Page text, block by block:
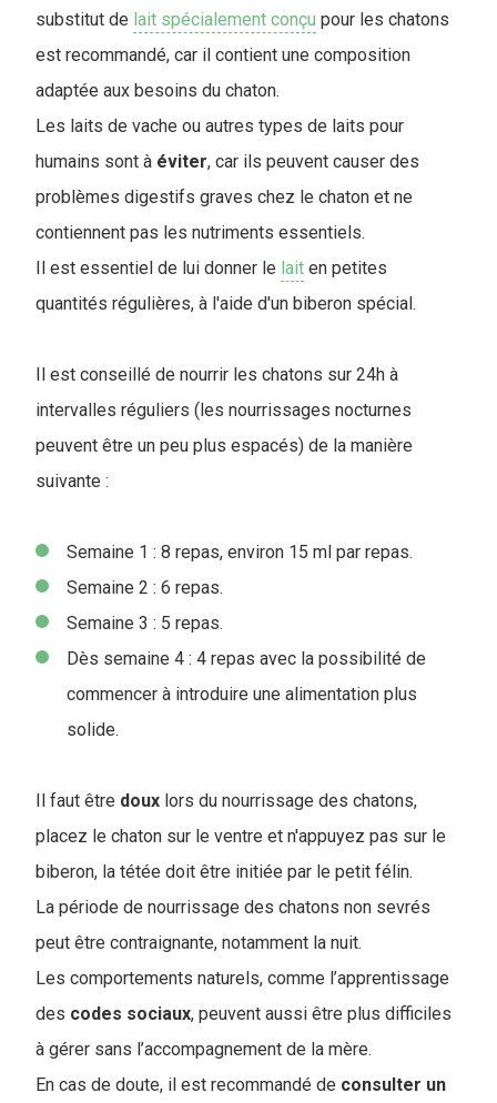
substitut de lait spécialement conçu pour les chatons
est recommandé, car il contient une composition
adaptée aux besoins du chaton.
Les laits de vache ou autres types de laits pour
humains sont à éviter, car ils peuvent causer des
problèmes digestifs graves chez le chaton et ne
contiennent pas les nutriments essentiels.
Il est essentiel de lui donner le lait en petites
quantités régulières, à l'aide d'un biberon spécial.
Il est conseillé de nourrir les chatons sur 24h à
intervalles réguliers (les nourrissages nocturnes
peuvent être un peu plus espacés) de la manière
suivante :
Semaine 1 : 8 repas, environ 15 ml par repas.
Semaine 2 : 6 repas.
Semaine 3 : 5 repas.
Dès semaine 4 : 4 repas avec la possibilité de
commencer à introduire une alimentation plus
solide.
Il faut être doux lors du nourrissage des chatons,
placez le chaton sur le ventre et n'appuyez pas sur le
biberon, la tétée doit être initiée par le petit félin.
La période de nourrissage des chatons non sevrés
peut être contraignante, notamment la nuit.
Les comportements naturels, comme l’apprentissage
des codes sociaux, peuvent aussi être plus difficiles
à gérer sans l’accompagnement de la mère.
En cas de doute, il est recommandé de consulter un